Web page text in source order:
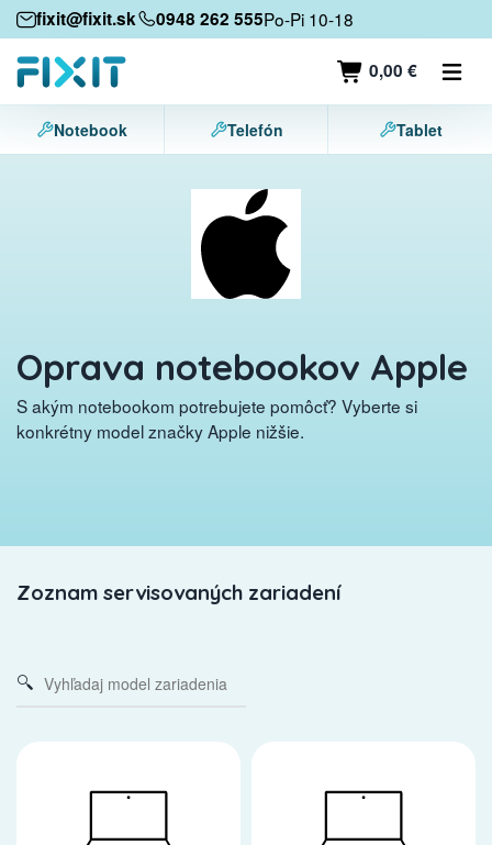
fixit@fixit.sk 0948 262 555Po-Pi 10-18
0,00 €
Mobilné zariadenia
Mobilné telefóny
Tablety
Kontakt
Notebook Telefón Tablet
Oprava notebookov Apple
S akým notebookom potrebujete pomôcť? Vyberte si
konkrétny model značky Apple nižšie.
Zoznam servisovaných zariadení